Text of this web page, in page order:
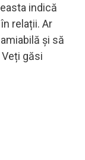
indică
relații. Ar
și să
găsi